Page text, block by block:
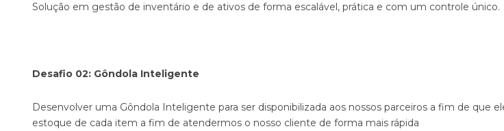
Solução em gestão de inventário e de ativos de forma escalável, prática e com um controle único.
Desafio 02: Gôndola Inteligente
Desenvolver uma Gôndola Inteligente para ser disponibilizada aos nossos parceiros a fim de que
estoque de cada item a fim de atendermos o nosso cliente de forma mais rápida